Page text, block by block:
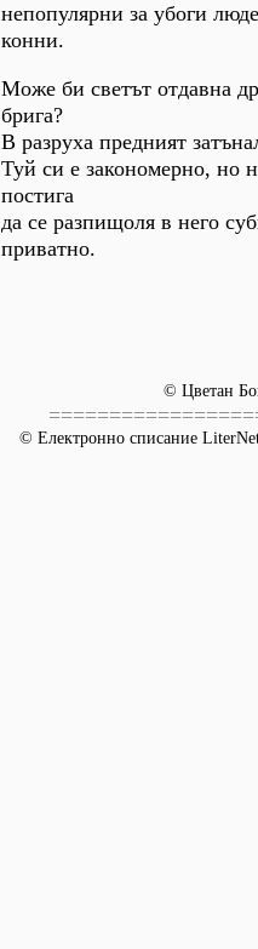
непопулярни за убоги
конни.
Може би светът отдавна
брига?
В разруха предният
Туй си е закономерно, но
постига
да се разпищоля в него
приватно.
© Цветан
© Електронно списание